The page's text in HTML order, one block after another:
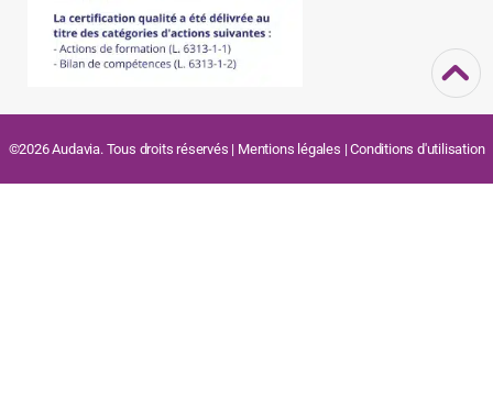
©2026 Audavia. Tous droits réservés | Mentions légales |Conditions d'utilisation